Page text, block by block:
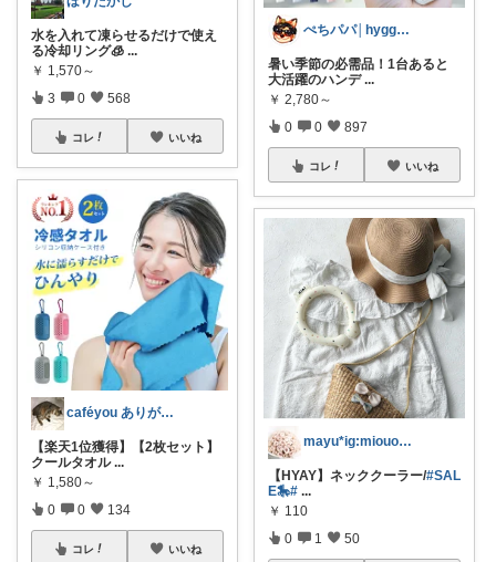
水を入れて凍らせるだけで使え
る冷却リング🧊 ...
￥ 1,570～
3 0 568
コレ いいね
caféyou ありがとうございます😊
【楽天1位獲得】【2枚セット】
クールタオル ...
￥ 1,580～
0 0 134
コレ いいね
ぺちパパ│hyggeな心意気を大切に🌿
暑い季節の必需品！1台あると
大活躍のハンデ ...
￥ 2,780～
0 0 897
コレ いいね
mayu*ig:miouor_home
【HYAY】ネッククーラー/#SAL
E🎠# ...
￥ 110
0 1 50